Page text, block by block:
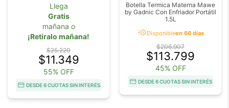
Llega
Gratis
mañana o
¡Retiralo mañana!
$25.220
$11.349
55% OFF
DESDE 6 CUOTAS SIN INTERÉS
Botella Termica Materna Mawe
by Gadnic Con Enfriador Portátil
1.5L
acuteDisponibleen 66 días
$206.907
$113.799
45% OFF
DESDE 6 CUOTAS SIN INTERÉS